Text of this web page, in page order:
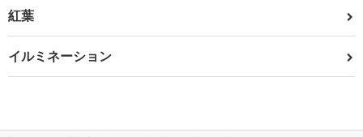
紅葉
イルミネーション